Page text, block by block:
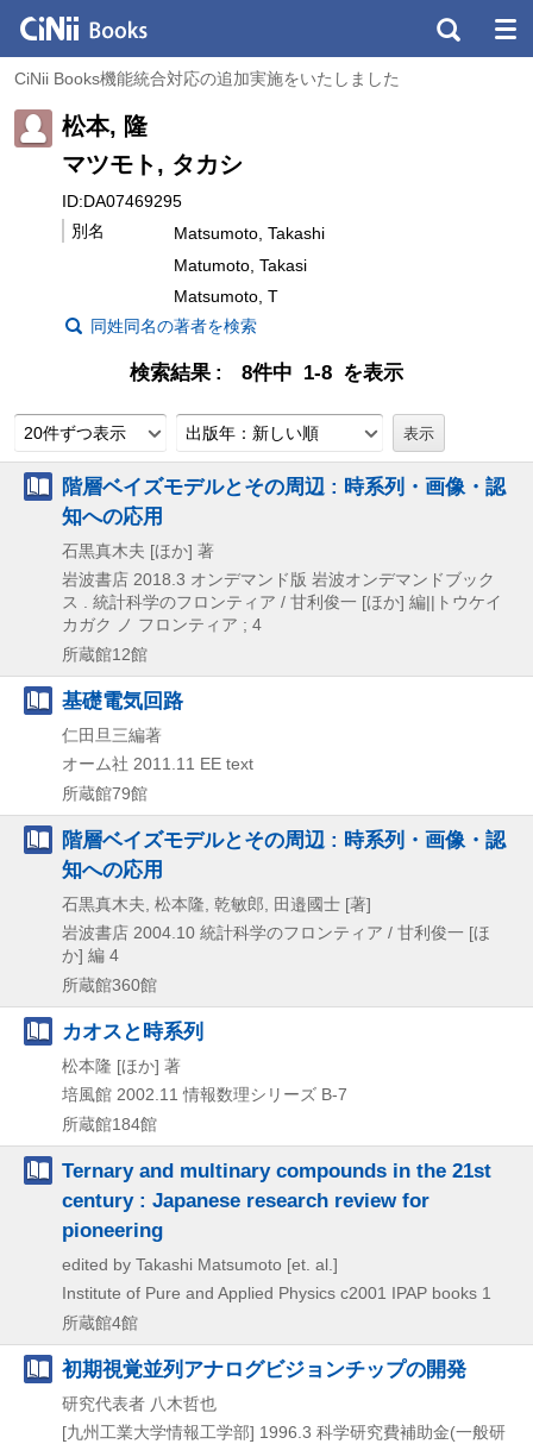
CiNii Books機能統合対応の追加実施をいたしました
松本, 隆
マツモト, タカシ
ID:DA07469295
別名
Matsumoto, Takashi
Matumoto, Takasi
Matsumoto, T
同姓同名の著者を検索
検索結果 8件中 1-8 を表示
20件ずつ表示 出版年：新しい順
階層ベイズモデルとその周辺 : 時系列・画像・認
知への応用
石黒真木夫 [ほか] 著
岩波書店 2018.3 オンデマンド版 岩波オンデマンドブック
ス . 統計科学のフロンティア / 甘利俊一 [ほか] 編||トウケイ
カガク ノ フロンティア ; 4
所蔵館12館
基礎電気回路
仁田旦三編著
オーム社 2011.11 EE text
所蔵館79館
階層ベイズモデルとその周辺 : 時系列・画像・認
知への応用
石黒真木夫, 松本隆, 乾敏郎, 田邉國士 [著]
岩波書店 2004.10 統計科学のフロンティア / 甘利俊一 [ほ
か] 編 4
所蔵館360館
カオスと時系列
松本隆 [ほか] 著
培風館 2002.11 情報数理シリーズ B-7
所蔵館184館
Ternary and multinary compounds in the 21st
century : Japanese research review for
pioneering
edited by Takashi Matsumoto [et. al.]
Institute of Pure and Applied Physics c2001 IPAP books 1
所蔵館4館
初期視覚並列アナログビジョンチップの開発
研究代表者 八木哲也
[九州工業大学情報工学部] 1996.3 科学研究費補助金(一般研